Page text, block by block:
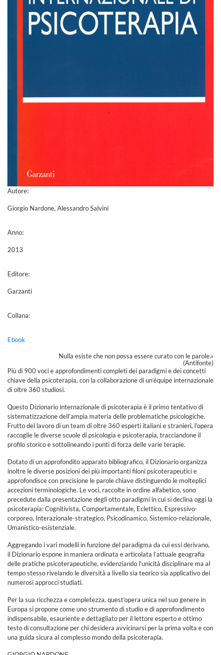
Autore:
Giorgio Nardone, Alessandro Salvini
Anno:
2013
Editore:
Garzanti
Collana:
Ebook
Nulla esiste che non possa essere curato con le parole.»
(Antifonte)
Più di 900 voci e approfondimenti completi dei paradigmi e dei concetti
chiave della psicoterapia, con la collaborazione di un’équipe internazionale
di oltre 360 studiosi.
Questo Dizionario internazionale di psicoterapia è il primo tentativo di
sistematizzazione dell’ampia materia delle problematiche psicologiche.
Frutto del lavoro di un team di oltre 360 esperti italiani e stranieri, l’opera
raccoglie le diverse scuole di psicologia e psicoterapia, tracciandone il
profilo storico e sottolineando i punti di forza delle varie terapie.
Dotato di un approfondito apparato bibliografico, il Dizionario organizza
inoltre le diverse posizioni dei più importanti filoni psicoterapeutici e
approfondisce con precisione le parole chiave distinguendo le molteplici
accezioni terminologiche. Le voci, raccolte in ordine alfabetico, sono
precedute dalla presentazione degli otto paradigmi in cui si declina oggi la
psicoterapia: Cognitivista, Comportamentale, Eclettico, Espressivo-
corporeo, Interazionale-strategico, Psicodinamico, Sistemico-relazionale,
Umanistico-esistenziale.
Aggregando i vari modelli in funzione del paradigma da cui essi derivano,
il Dizionario espone in maniera ordinata e articolata l’attuale geografia
delle pratiche psicoterapeutiche, evidenziando l’unicità disciplinare ma al
tempo stesso rivelando le diversità a livello sia teorico sia applicativo dei
numerosi approcci studiati.
Per la sua ricchezza e completezza, quest’opera unica nel suo genere in
Europa si propone come uno strumento di studio e di approfondimento
indispensabile, esauriente e dettagliato per il lettore esperto e ottimo
testo di consultazione per chi desidera avvicinarsi per la prima volta e con
una guida sicura al complesso mondo della psicoterapia.